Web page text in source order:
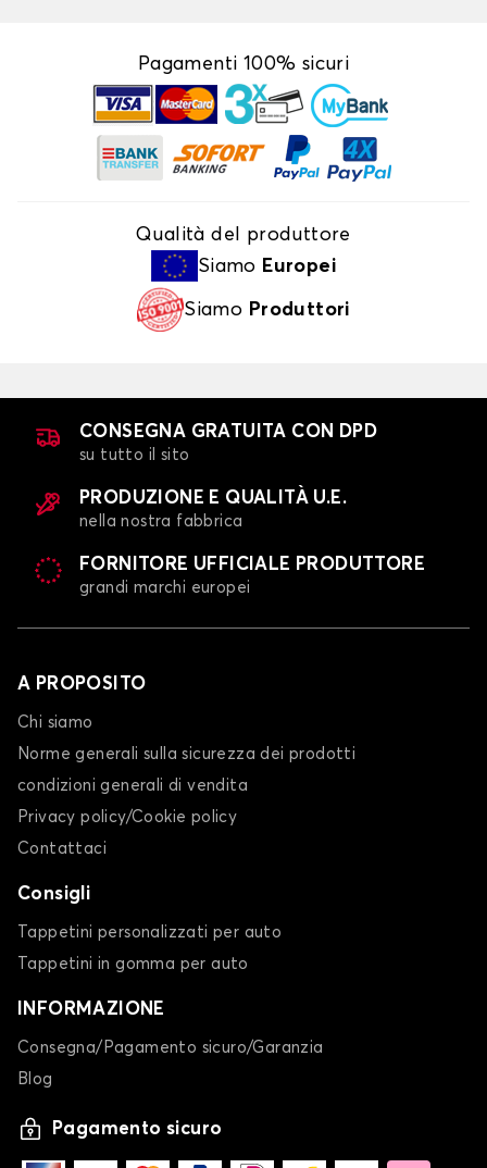
Pagamenti 100% sicuri
Qualità del produttore
Siamo Europei
Siamo Produttori
CONSEGNA GRATUITA CON DPD
su tutto il sito
PRODUZIONE E QUALITÀ U.E.
nella nostra fabbrica
FORNITORE UFFICIALE PRODUTTORE
grandi marchi europei
A PROPOSITO
Chi siamo
Norme generali sulla sicurezza dei prodotti
condizioni generali di vendita
Privacy policy/Cookie policy
Contattaci
Consigli
Tappetini personalizzati per auto
Tappetini in gomma per auto
INFORMAZIONE
Consegna/Pagamento sicuro/Garanzia
Blog
Pagamento sicuro